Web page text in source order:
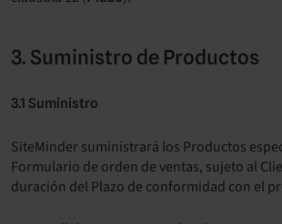
3. Suministro de Productos
3.1 Suministro
SiteMinder suministrará los Productos
Formulario de orden de ventas, sujeto al
duración del Plazo de conformidad con el